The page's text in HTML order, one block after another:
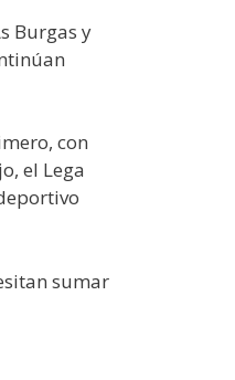
Burgas y
con
el Lega
sumar